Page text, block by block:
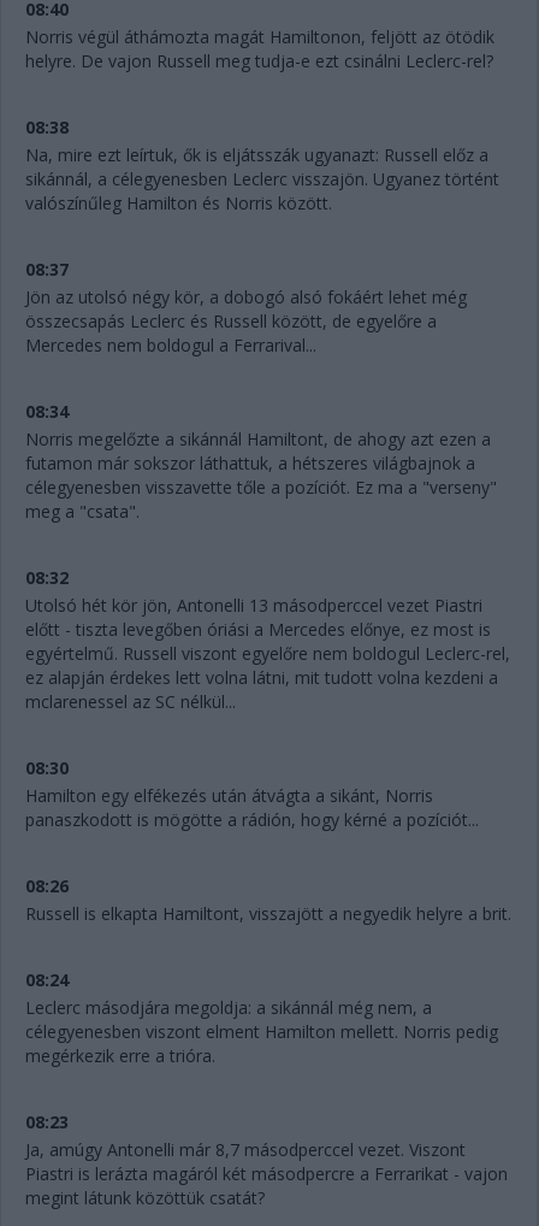
08:40
Norris végül áthámozta magát Hamiltonon, feljött az ötödik
helyre. De vajon Russell meg tudja-e ezt csinálni Leclerc-rel?
08:38
Na, mire ezt leírtuk, ők is eljátsszák ugyanazt: Russell előz a
sikánnál, a célegyenesben Leclerc visszajön. Ugyanez történt
valószínűleg Hamilton és Norris között.
08:37
Jön az utolsó négy kör, a dobogó alsó fokáért lehet még
összecsapás Leclerc és Russell között, de egyelőre a
Mercedes nem boldogul a Ferrarival...
08:34
Norris megelőzte a sikánnál Hamiltont, de ahogy azt ezen a
futamon már sokszor láthattuk, a hétszeres világbajnok a
célegyenesben visszavette tőle a pozíciót. Ez ma a "verseny"
meg a "csata".
08:32
Utolsó hét kör jön, Antonelli 13 másodperccel vezet Piastri
előtt - tiszta levegőben óriási a Mercedes előnye, ez most is
egyértelmű. Russell viszont egyelőre nem boldogul Leclerc-rel,
ez alapján érdekes lett volna látni, mit tudott volna kezdeni a
mclarenessel az SC nélkül...
08:30
Hamilton egy elfékezés után átvágta a sikánt, Norris
panaszkodott is mögötte a rádión, hogy kérné a pozíciót...
08:26
Russell is elkapta Hamiltont, visszajött a negyedik helyre a brit.
08:24
Leclerc másodjára megoldja: a sikánnál még nem, a
célegyenesben viszont elment Hamilton mellett. Norris pedig
megérkezik erre a trióra.
08:23
Ja, amúgy Antonelli már 8,7 másodperccel vezet. Viszont
Piastri is lerázta magáról két másodpercre a Ferrarikat - vajon
megint látunk közöttük csatát?